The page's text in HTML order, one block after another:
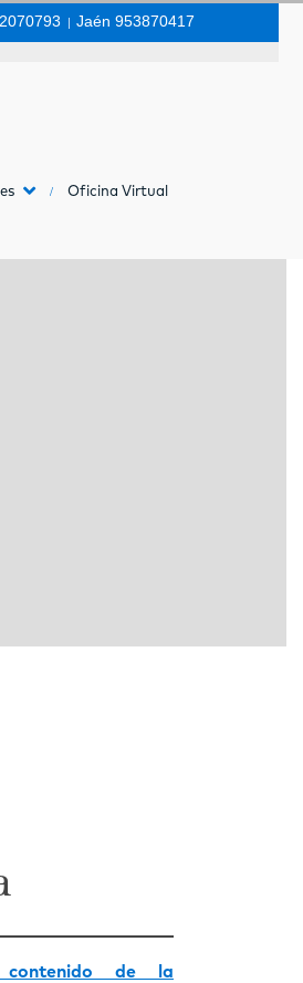
| Jaén 953870417
Oficina Virtual
de la